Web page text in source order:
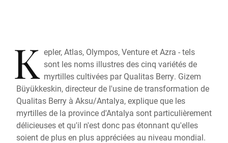
K epler, Atlas, Olympos, Venture et Azra - tels
sont les noms illustres des cinq variétés de
myrtilles cultivées par Qualitas Berry. Gizem
Büyükkeskin, directeur de l'usine de transformation de
Qualitas Berry à Aksu/Antalya, explique que les
myrtilles de la province d'Antalya sont particulièrement
délicieuses et qu'il n'est donc pas étonnant qu'elles
soient de plus en plus appréciées au niveau mondial.